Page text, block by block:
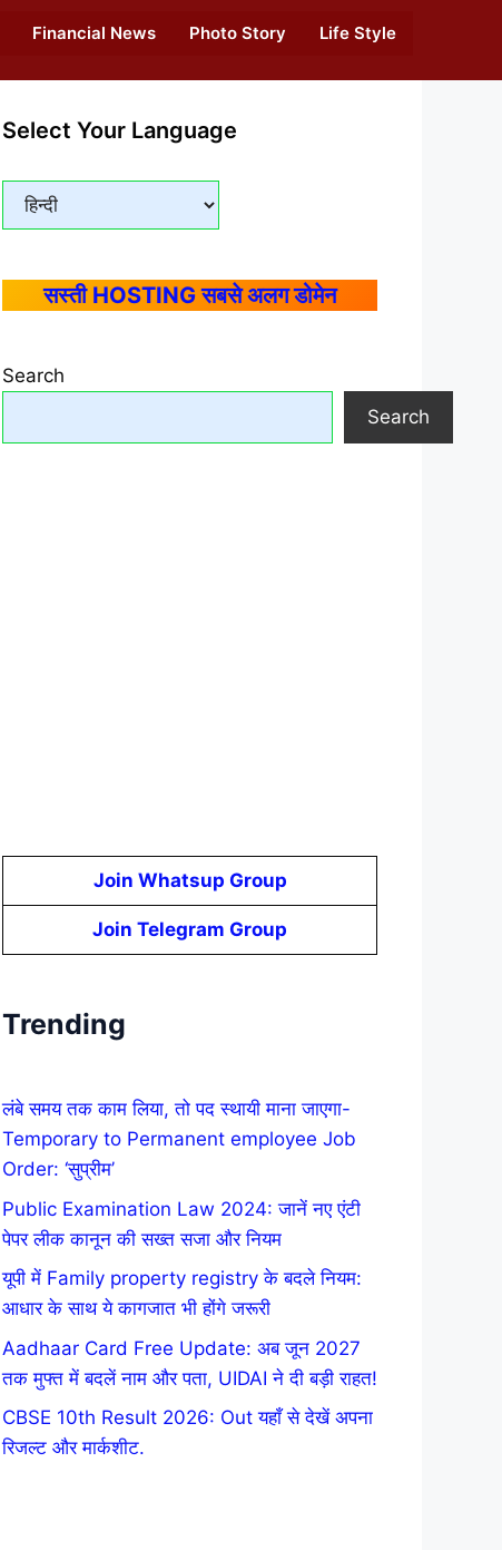
Financial News Photo Story Life Style
Select Your Language
सस्ती HOSTING सबसे अलग डोमेन
Search
Search
Join Whatsup Group
Join Telegram Group
Trending
लंबे समय तक काम लिया, तो पद स्थायी माना जाएगा-
Temporary to Permanent employee Job
Order: ‘सुप्रीम’
Public Examination Law 2024: जानें नए एंटी
पेपर लीक कानून की सख्त सजा और नियम
यूपी में Family property registry के बदले नियम:
आधार के साथ ये कागजात भी होंगे जरूरी
Aadhaar Card Free Update: अब जून 2027
तक मुफ्त में बदलें नाम और पता, UIDAI ने दी बड़ी राहत!
CBSE 10th Result 2026: Out यहाँ से देखें अपना
रिजल्ट और मार्कशीट.